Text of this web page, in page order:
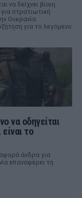
να δείχνει βίαιη
στρατιωτική
Ουκρανία
για το λεγόμενο
να οδηγείται
το
άνδρα για
επαναφέρει τη